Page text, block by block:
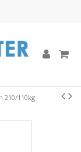
210/110kg